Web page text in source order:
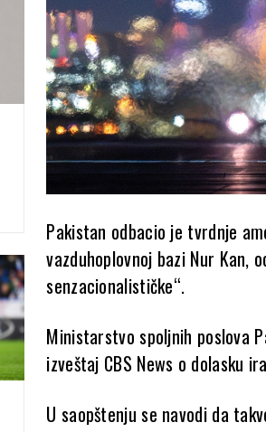
Pakistan odbacio je tvrdnje
vazduhoplovnoj bazi Nur Kan,
senzacionalističke“.
Ministarstvo spoljnih poslova
izveštaj CBS News o dolasku
U saopštenju se navodi da